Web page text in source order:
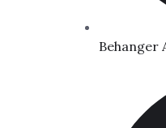
Behanger